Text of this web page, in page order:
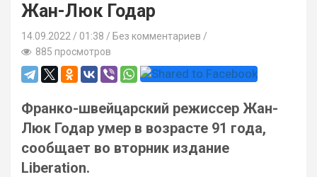
Жан-Люк Годар
14.09.2022 01:38 / Без комментариев
885 просмотров
Франко-швейцарский режиссер Жан-
Люк Годар умер в возрасте 91 года,
сообщает во вторник издание
Liberation.